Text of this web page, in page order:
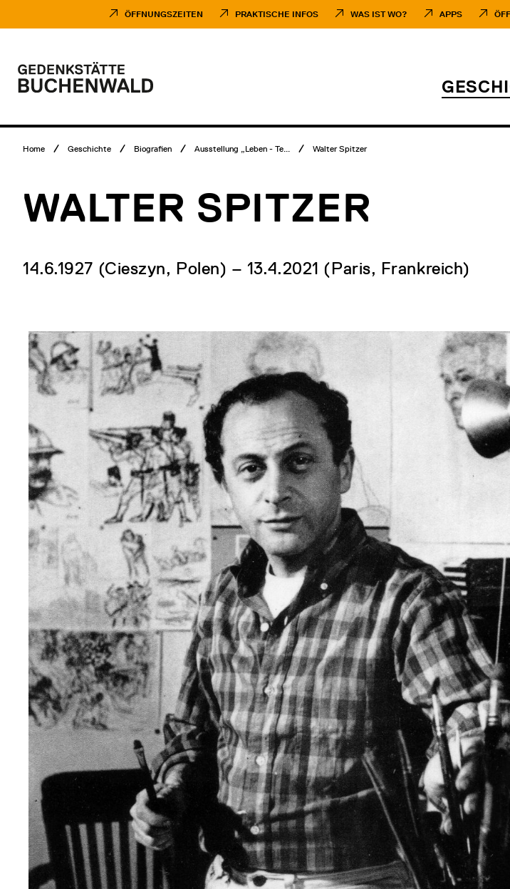
Inhalt
ÖFFNUNGSZEITEN PRAKTISCHE INFOS WAS IST WO? APPS
Hauptmenü
Logo
Gedenkstätte
Breadcrumb
Home Geschichte Biografien Ausstellung „Leben - Te... Walter Spitzer
WALTER SPITZER
14.6.1927 (Cieszyn, Polen) – 13.4.2021 (Paris, Frankreich)